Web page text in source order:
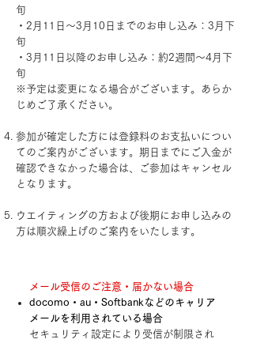
旬
・2月11日〜3月10日までのお申し込み：3月下
旬
・3月11日以降のお申し込み：約2週間〜4月下
旬
※予定は変更になる場合がございます。あらか
じめご了承ください。
参加が確定した方には登録料のお支払いについ
てのご案内がございます。期日までにご入金が
確認できなかった場合は、ご参加はキャンセル
となります。
ウエイティングの方および​後期にお申し込みの
方は順次繰上げのご案内をいたします。
メール受信のご注意・届かない場合
docomo・au・Softbankなどのキャリア
メールを利用されている場合
セキュリティ設定により受信が制限され